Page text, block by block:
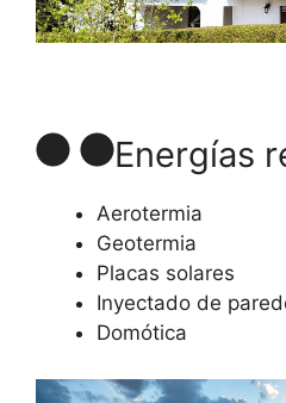
Energías
Aerotermia
Geotermia
Placas solares
Inyectado de
Domótica